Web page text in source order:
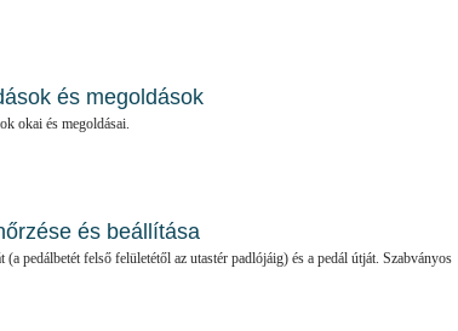
és megoldások
okai és megoldásai.
és beállítása
pedálbetét felső felületétől az utastér padlójáig) és a pedál útját. Szabványos